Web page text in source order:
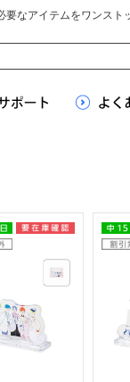
要なアイテムをワンスト